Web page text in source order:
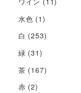
水色 (1)
白 (253)
緑 (31)
茶 (167)
赤 (2)